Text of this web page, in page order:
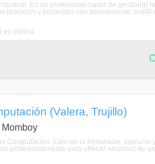
Es un profesional capaz de gestionar
procesos y productos con pensamiento
en Valera
(Valera, Trujillo)
Computaciòn. Lder en la formulacin,
profesionalmente para ofrecer servicios de